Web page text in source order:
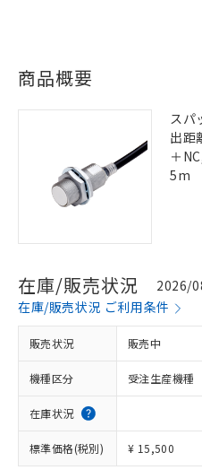
商品概要
スパ
出距
＋
5m
在庫/販売状況
2026/
在庫/販売状況 ご利用条件
販売状況 販売中
機種区分 受注生産機種
在庫状況
標準価格(税別) ¥ 15,500